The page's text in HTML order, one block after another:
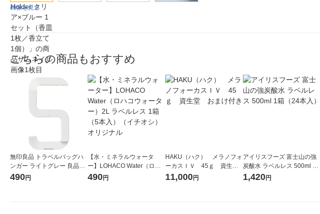
画像を見る
こちらの商品もおすすめ
無印良品 トラベルバッグハ
ンガー ライトグレー 良品計
画
490円
【水・ミネラルウォータ
ー】LOHACO Water（ロハ
コウォーター）2L ラベルレ
490円
HAKU（ハク） メラノフォ
ーカスＩＶ 45ｇ 資生
堂 おまけ付き
11,000円
アイリスフーズ 富士山の強
炭酸水 ラベルレス 500ml 1
箱（24本入）
1,420円